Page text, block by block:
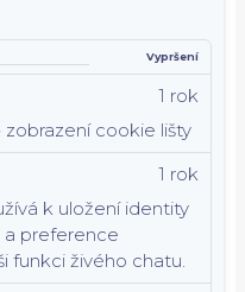
Vypršení
cookie lišty
1 rok
k uložení identity
a preference
funkci živého chatu.
1 rok